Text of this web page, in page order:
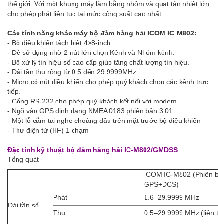
thế giới. Với một khung máy làm bằng nhôm và quạt tản nhiệt lớn
cho phép phát liên tục tại mức công suất cao nhất.
Các tính năng khác máy bộ đàm hàng hải ICOM IC-M802:
- Bộ điều khiển tách biệt 4×8-inch.
- Dễ sử dụng nhờ 2 nút lớn chọn Kênh và Nhóm kênh.
- Bộ xử lý tín hiệu số cao cấp giúp tăng chất lượng tín hiệu.
- Dải tần thu rộng từ 0.5 đến 29.9999MHz.
- Micro có nút điều khiển cho phép quý khách chọn các kênh trực
tiếp.
- Cổng RS-232 cho phép quý khách kết nối với modem.
- Ngõ vào GPS định dạng NMEA 0183 phiên bản 3.01
- Một lỗ cắm tai nghe choàng đầu trên mặt trước bộ điều khiển
- Thư điện tử (HF) 1 chạm
Đặc tính kỹ thuật bộ đàm hàng hải IC-M802/GMDSS
Tổng quát
ICOM IC-M802 (Phiên
GPS+DCS)
Dải tần số
Phát
1.6–29.9999 MHz
Thu
0.5–29.9999 MHz (liên